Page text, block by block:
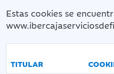
Estas cookies se
TITULAR